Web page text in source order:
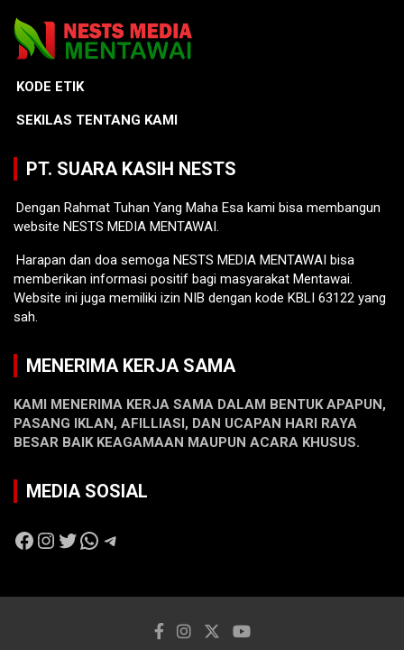
KODE ETIK
SEKILAS TENTANG KAMI
PT. SUARA KASIH NESTS
Dengan Rahmat Tuhan Yang Maha Esa kami bisa membangun
website NESTS MEDIA MENTAWAI.
Harapan dan doa semoga NESTS MEDIA MENTAWAI bisa
memberikan informasi positif bagi masyarakat Mentawai.
Website ini juga memiliki izin NIB dengan kode KBLI 63122 yang
sah.
MENERIMA KERJA SAMA
KAMI MENERIMA KERJA SAMA DALAM BENTUK APAPUN,
PASANG IKLAN, AFILLIASI, DAN UCAPAN HARI RAYA
BESAR BAIK KEAGAMAAN MAUPUN ACARA KHUSUS.
MEDIA SOSIAL
Facebook
Instagram
Twitter
WhatsApp
Telegram